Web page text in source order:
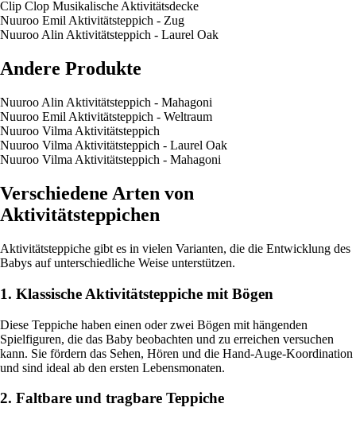
Clip Clop Musikalische Aktivitätsdecke
Nuuroo Emil Aktivitätsteppich - Zug
Nuuroo Alin Aktivitätsteppich - Laurel Oak
Andere Produkte
Nuuroo Alin Aktivitätsteppich - Mahagoni
Nuuroo Emil Aktivitätsteppich - Weltraum
Nuuroo Vilma Aktivitätsteppich
Nuuroo Vilma Aktivitätsteppich - Laurel Oak
Nuuroo Vilma Aktivitätsteppich - Mahagoni
Verschiedene Arten von
Aktivitätsteppichen
Aktivitätsteppiche gibt es in vielen Varianten, die die Entwicklung des
Babys auf unterschiedliche Weise unterstützen.
1. Klassische Aktivitätsteppiche mit Bögen
Diese Teppiche haben einen oder zwei Bögen mit hängenden
Spielfiguren, die das Baby beobachten und zu erreichen versuchen
kann. Sie fördern das Sehen, Hören und die Hand-Auge-Koordination
und sind ideal ab den ersten Lebensmonaten.
2. Faltbare und tragbare Teppiche